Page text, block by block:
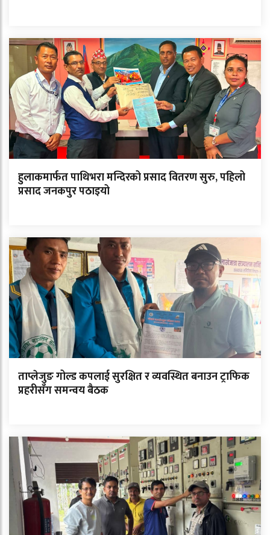
हुलाकमार्फत पाथिभरा मन्दिरको प्रसाद वितरण सुरु, पहिलो
प्रसाद जनकपुर पठाइयो
ताप्लेजुङ गोल्ड कपलाई सुरक्षित र व्यवस्थित बनाउन ट्राफिक
प्रहरीसँग समन्वय बैठक